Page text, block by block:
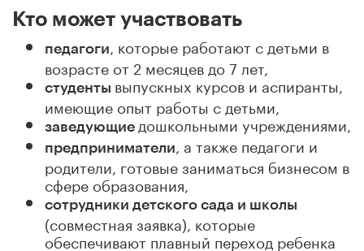
Кто может участвовать
педагоги
, которые работают с детьми в
возрасте от 2 месяцев до 7 лет,
студенты выпускных курсов и аспиранты,
имеющие опыт работы с детьми,
заведующие дошкольными учреждениями,
предприниматели
, а также педагоги и
родители, готовые заниматься бизнесом в
сфере образования,
сотрудники детского сада и школы
(совместная заявка), которые
обеспечивают плавный переход ребенка